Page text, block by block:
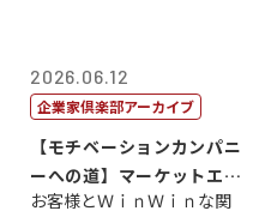
2026.06.12
企業家倶楽部アーカイブ
【モチベーションカンパニ
ーへの道】マーケットエン
タープライズ...
お客様とＷｉｎＷｉｎな関